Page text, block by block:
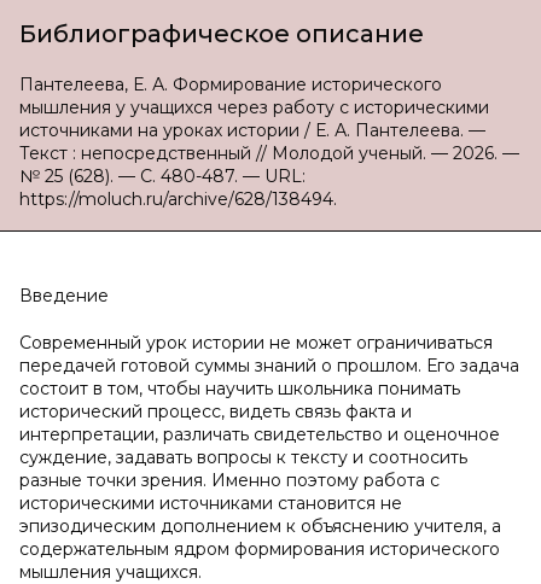
Библиографическое описание
Пантелеева, Е. А. Формирование исторического
мышления у учащихся через работу с историческими
источниками на уроках истории / Е. А. Пантелеева. —
Текст : непосредственный // Молодой ученый. — 2026. —
№ 25 (628). — С. 480-487. — URL:
https://moluch.ru/archive/628/138494.
Введение
Современный урок истории не может ограничиваться
передачей готовой суммы знаний о прошлом. Его задача
состоит в том, чтобы научить школьника понимать
исторический процесс, видеть связь факта и
интерпретации, различать свидетельство и оценочное
суждение, задавать вопросы к тексту и соотносить
разные точки зрения. Именно поэтому работа с
историческими источниками становится не
эпизодическим дополнением к объяснению учителя, а
содержательным ядром формирования исторического
мышления учащихся.